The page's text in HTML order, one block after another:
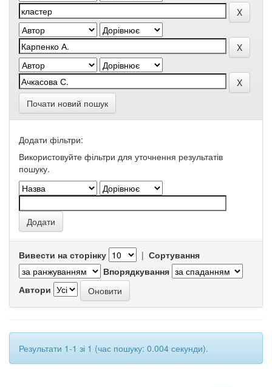
Почати новий пошук
Додати фільтри:
Використовуйте фільтри для уточнення результатів
пошуку.
Вивести на сторінку | Сортування
Впорядкування
Автори
Результати 1-1 зі 1 (час пошуку: 0.004 секунди).